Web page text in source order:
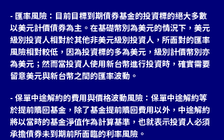
- 匯率風險：目前目標到期債券基金的投資標的絕大多數
以美元計價債券為主。在基礎幣別為美元的情況下，美元
級別投資人相對於其他非美元級別投資人，所面對的匯率
風險相對較低，因為投資標的多為美元，級別計價幣別亦
為美元；然而當投資人使用新台幣進行投資時，確實需要
留意美元與新台幣之間的匯率波動。
- 保單中途解約的費用與價格波動風險：保單中途解約等
於提前贖回基金，除了基金提前贖回費用以外，中途解約
將以當時的基金淨值作為計算基準，也就表示投資人必須
承擔債券未到期前所面臨的利率風險。